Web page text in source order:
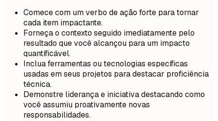
Comece com um verbo de ação forte para tornar
cada item impactante.
Forneça o contexto seguido imediatamente pelo
resultado que você alcançou para um impacto
quantificável.
Inclua ferramentas ou tecnologias específicas
usadas em seus projetos para destacar proficiência
técnica.
Demonstre liderança e iniciativa destacando como
você assumiu proativamente novas
responsabilidades.